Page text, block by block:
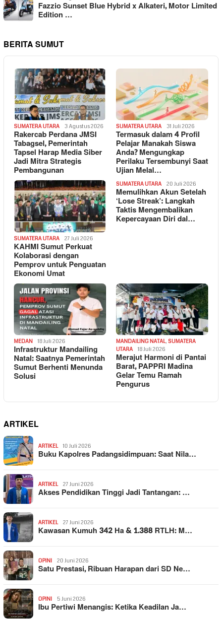
Fazzio Sunset Blue Hybrid x Alkateri, Motor Limited
Edition …
BERITA SUMUT
SUMATERA UTARA 3 Agustus 2026
Rakercab Perdana JMSI
Tabagsel, Pemerintah
Tapsel Harap Media Siber
Jadi Mitra Strategis
Pembangunan
SUMATERA UTARA 31 Juli 2026
Termasuk dalam 4 Profil
Pelajar Manakah Siswa
Anda? Mengungkap
Perilaku Tersembunyi Saat
Ujian Melal…
SUMATERA UTARA 27 Juli 2026
KAHMI Sumut Perkuat
Kolaborasi dengan
Pemprov untuk Penguatan
Ekonomi Umat
SUMATERA UTARA 20 Juli 2026
Memulihkan Akun Setelah
‘Lose Streak’: Langkah
Taktis Mengembalikan
Kepercayaan Diri dal…
MEDAN 18 Juli 2026
Infrastruktur Mandailing
Natal: Saatnya Pemerintah
Sumut Berhenti Menunda
Solusi
MANDAILING NATAL, SUMATERA
UTARA
18 Juli 2026
Merajut Harmoni di Pantai
Barat, PAPPRI Madina
Gelar Temu Ramah
Pengurus
ARTIKEL
ARTIKEL 10 Juli 2026
Buku Kapolres Padangsidimpuan: Saat Nila…
ARTIKEL 27 Juni 2026
Akses Pendidikan Tinggi Jadi Tantangan: …
ARTIKEL 27 Juni 2026
Kawasan Kumuh 342 Ha & 1.388 RTLH: M…
OPINI 20 Juni 2026
Satu Prestasi, Ribuan Harapan dari SD Ne…
OPINI 5 Juni 2026
Ibu Pertiwi Menangis: Ketika Keadilan Ja…